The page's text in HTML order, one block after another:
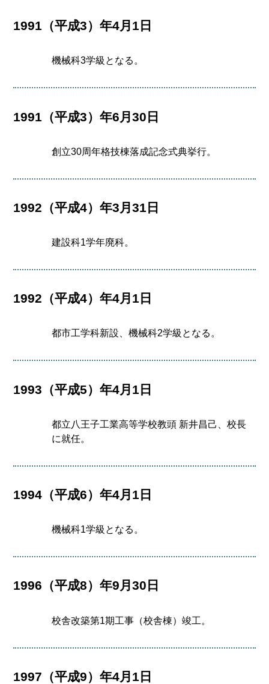
1991（平成3）年4月1日
機械科3学級となる。
1991（平成3）年6月30日
創立30周年格技棟落成記念式典挙行。
1992（平成4）年3月31日
建設科1学年廃科。
1992（平成4）年4月1日
都市工学科新設、機械科2学級となる。
1993（平成5）年4月1日
都立八王子工業高等学校教頭 新井昌己、校長
に就任。
1994（平成6）年4月1日
機械科1学級となる。
1996（平成8）年9月30日
校舎改築第1期工事（校舎棟）竣工。
1997（平成9）年4月1日